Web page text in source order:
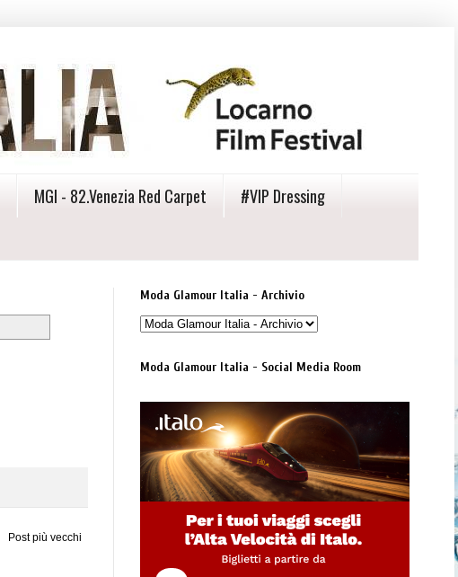
MGI - 82.Venezia Red Carpet
#VIP Dressing
Post più vecchi
Moda Glamour Italia - Archivio
Moda Glamour Italia - Social Media Room